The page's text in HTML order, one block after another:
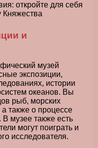
и
музей
экспозиции,
истории
океанов. Вы
рыб, морских
также о процессе
музее также есть
могут поиграть и
исследователя.